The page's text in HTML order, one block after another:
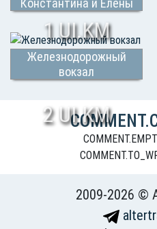
Константина и Елены
1 UI.KM
Железнодорожный
вокзал
2 UI.KM
2009-2026 ©